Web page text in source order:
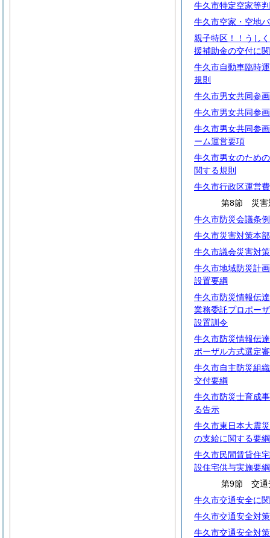
牛久市特定空家等
牛久市空家・空地
親子特区！！うし
援補助金の交付に
牛久市自動車臨時
規則
牛久市男女共同参
牛久市男女共同参
牛久市男女共同参
ーム運営要項
牛久市男女のため
関する規則
牛久市行政区運営
第8節 災害
牛久市防災会議条例
牛久市災害対策本
牛久市議会災害対
牛久市地域防災計
設置要綱
牛久市防災情報伝
業務委託プロポー
設置訓令
牛久市防災情報伝
ポーザル方式選定
牛久市自主防災組
交付要綱
牛久市防災士育成
る告示
牛久市東日本大震
の支給に関する要綱
牛久市民間賃貸住
設住宅供与実施要綱
第9節 交通
牛久市交通安全に
牛久市交通安全対
牛久市交通安全対